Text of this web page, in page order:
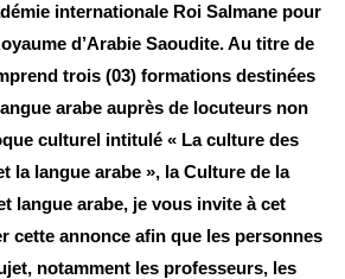
internationale Roi Salmane pour
d’Arabie Saoudite. Au titre de
trois (03) formations destinées
arabe auprès de locuteurs non
culturel intitulé « La culture des
la langue arabe », la Culture de la
langue arabe, je vous invite à cet
cette annonce afin que les personnes
notamment les professeurs, les